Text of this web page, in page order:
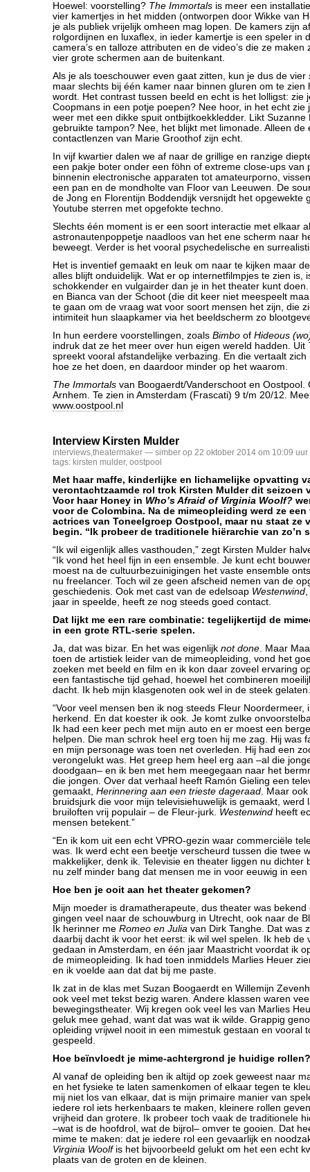
Hoewel: voorstelling? The Immortals is meer een
vier kamertjes in het midden (ontworpen door Wikke van
je als publiek vrijelijk omheen mag lopen. De kamers zijn
rolgordijnen en luxaflex, in ieder kamertje is een speler in
camera’s en talloze attributen en de video’s die ze maken
vier grote schermen aan de buitenkant.
Als je als toeschouwer even gaat zitten, kun je dus de vier
maar slechts bij één kamer naar binnen gluren om te zien
wordt. Het contrast tussen beeld en echt is het lolligst: zie
Coopmans in een potje poepen? Nee hoor, in het echt zie
weer met een dikke spuit ontbijtkoekkledder. Likt Suzanne
gebruikte tampon? Nee, het blijkt met limonade. Alleen de
contactlenzen van Marie Groothof zijn echt.
In vijf kwartier dalen we af naar de grillige en ranzige
een pakje boter onder een föhn of extreme close-ups van
binnenin electronische apparaten tot amateurporno,
een pan en de mondholte van Floor van Leeuwen. De
de Jong en Florentijn Boddendijk versnijdt het opgewekte
Youtube sterren met opgefokte techno.
Slechts één moment is er een soort interactie met elkaar
astronautenpoppetje naadloos van het ene scherm naar
beweegt. Verder is het vooral psychedelische en
Het is inventief gemaakt en leuk om naar te kijken maar
alles blijft onduidelijk. Wat er op internetfilmpjes te zien is,
schokkender en vulgairder dan je in het theater kunt
en Bianca van der Schoot (die dit keer niet meespeelt
te gaan om de vraag wat voor soort mensen het zijn, die
intimiteit hun slaapkamer via het beeldscherm zo
In hun eerdere voorstellingen, zoals Bimbo of Hideous
indruk dat ze het meer over hun eigen wereld hadden. Uit
spreekt vooral afstandelijke verbazing. En die vertaalt
hoe ze het doen, en daardoor minder op het waarom.
The Immortals van Boogaerdt/Vanderschoot en Oostpool.
Arnhem. Te zien in Amsterdam (Frascati) 9 t/m 20/12.
www.oostpool.nl
Interview Kirsten Mulder
interviews,theatermaker — simber op 22 oktober 2014 om 10:09 uur
tags: kirsten mulder, oostpool
Met haar maffe, kinderlijke en lichamelijke opvatting
verontachtzaamde rol trok Kirsten Mulder dit seizoen
Voor haar Honey in Who’s Afraid of Virginia Woolf?
voor de Colombina. Na de mimeopleiding werd ze
actrices van Toneelgroep Oostpool, maar nu staat ze
begin. “Ik probeer de traditionele hiërarchie van zo’n
“Ik wil eigenlijk alles vasthouden,” zegt Kirsten Mulder
“Ik vond het heel fijn in een ensemble. Je kunt echt
moest na de cultuurbezuinigingen het vaste ensemble
nu freelancer. Toch wil ze geen afscheid nemen van de
geschiedenis. Ook met cast van de edelsoap Westenwind
jaar in speelde, heeft ze nog steeds goed contact.
Dat lijkt me een rare combinatie: tegelijkertijd de
in een grote RTL-serie spelen.
Ja, dat was bizar. En het was eigenlijk not done. Maar
toen de artistiek leider van de mimeopleiding, vond het
zoeken met beeld en film en ik kon daar zoveel ervaring
een fantastische tijd gehad, hoewel het combineren
dacht. Ik heb mijn klasgenoten ook wel in de steek
“Voor veel mensen ben ik nog steeds Fleur Noordermeer,
herkend. En dat koester ik ook. Je komt zulke
Ik had een keer pech met mijn auto en er moest een
helpen. Die man schrok heel erg toen hij me zag. Hij was
en mijn personage was toen net overleden. Hij had een
verongelukt was. Het greep hem heel erg aan –al die
doodgaan– en ik ben met hem meegegaan naar het
die jongen. Over dat verhaal heeft Ramón Gieling een
gemaakt, Herinnering aan een trieste dageraad. Maar
bruidsjurk die voor mijn televisiehuwelijk is gemaakt, werd
bruiloften vrij populair – de Fleur-jurk. Westenwind heeft
mensen betekent.”
“En ik kom uit een echt VPRO-gezin waar commerciële
was. Ik werd echt een beetje verscheurd tussen die twee
makkelijker, denk ik. Televisie en theater liggen nu dichter
nu zelf minder bang dat mensen me in voor eeuwig in een
Hoe ben je ooit aan het theater gekomen?
Mijn moeder is dramatherapeute, dus theater was
gingen veel naar de schouwburg in Utrecht, ook naar de
Ik herinner me Romeo en Julia van Dirk Tanghe. Dat was
daarbij dacht ik voor het eerst: ik wil wel spelen. Ik heb de
gedaan in Amsterdam, en één jaar Maastricht voordat ik
de mimeopleiding. Ik had toen inmiddels Marlies Heuer
en ik voelde aan dat dat bij me paste.
Ik zat in de klas met Suzan Boogaerdt en Willemijn
ook veel met tekst bezig waren. Andere klassen waren
bewegingstheater. Wij kregen ook veel les van Marlies
geluk mee gehad, want dat was wat ik wilde. Grappig
opleiding vrijwel nooit in een mimestuk gestaan en vooral
gespeeld.
Hoe beïnvloedt je mime-achtergrond je huidige rollen?
Al vanaf de opleiding ben ik altijd op zoek geweest naar
en het fysieke te laten samenkomen of elkaar tegen te
mij niet los van elkaar, dat is mijn primaire manier van
iedere rol iets herkenbaars te maken, kleinere rollen
vrijheid dan grotere. Ik probeer toch vaak de traditionele
–wat is de hoofdrol, wat de bijrol– omver te gooien. Dat
mime te maken: dat je iedere rol een gevaarlijk en
Virginia Woolfis het bijvoorbeeld gelukt om het een echt
plaats van de groten en de kleinen.